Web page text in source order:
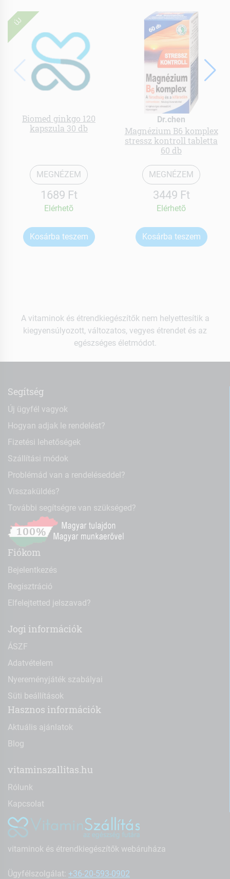
ÚJ
Biomed ginkgo 120
kapszula 30 db
MEGNÉZEM
1689 Ft
Elérhetõ
Kosárba teszem
Dr.chen
Magnézium B6 komplex
stressz kontroll tabletta
60 db
MEGNÉZEM
3449 Ft
Elérhetõ
Kosárba teszem
A vitaminok és étrendkiegészítők nem helyettesítik a
kiegyensúlyozott, változatos, vegyes étrendet és az
egészséges életmódot.
Segítség
Új ügyfél vagyok
Hogyan adjak le rendelést?
Fizetési lehetőségek
Szállítási módok
Problémád van a rendeléseddel?
Visszaküldés?
További segítségre van szükséged?
Fiókom
Bejelentkezés
Regisztráció
Elfelejtetted jelszavad?
Jogi információk
ÁSZF
Adatvételem
Nyereményjáték szabályai
Süti beállítások
Hasznos információk
Aktuális ajánlatok
Blog
vitaminszallitas.hu
Rólunk
Kapcsolat
vitaminok és étrendkiegészítők webáruháza
Ügyfélszolgálat: +36-20-593-0902